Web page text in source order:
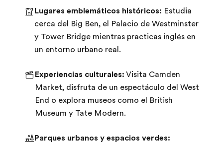
Lugares emblemáticos históricos: Estudia
cerca del Big Ben, el Palacio de Westminster
y Tower Bridge mientras practicas inglés en
un entorno urbano real.
Experiencias culturales: Visita Camden
Market, disfruta de un espectáculo del West
End o explora museos como el British
Museum y Tate Modern.
Parques urbanos y espacios verdes: